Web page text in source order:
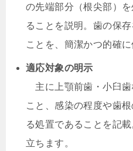
の先端部分（根尖部）
ることを説明。歯の保
ことを、簡潔かつ的確に
適応対象の明示
主に上顎前歯・小臼歯
こと、感染の程度や歯
る処置であることを記
立ちます。